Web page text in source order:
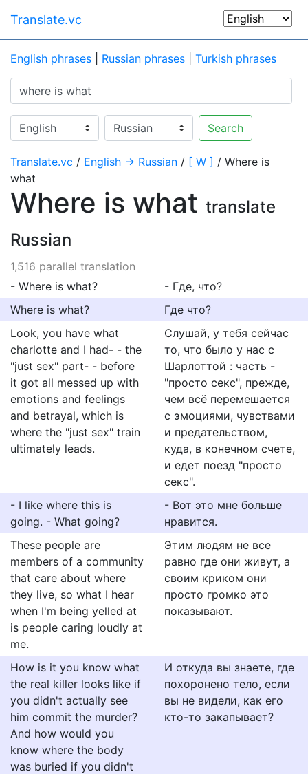
Translate.vc
English phrases Russian phrases Turkish phrases
Search
Translate.vc / English → Russian / [ W ] / Where is
what
Where is what translate
Russian
1,516 parallel translation
- Where is what?
- Где, что?
Where is what?
Где что?
Look, you have what
charlotte and I had- - the
"just sex" part- - before
it got all messed up with
emotions and feelings
and betrayal, which is
where the "just sex" train
ultimately leads.
Слушай, у тебя сейчас
то, что было у нас с
Шарлоттой : часть -
"просто секс", прежде,
чем всё перемешается
с эмоциями, чувствами
и предательством,
куда, в конечном счете,
и едет поезд "просто
секс".
- I like where this is
going. - What going?
- Вот это мне больше
нравится.
These people are
members of a community
that care about where
they live, so what I hear
when I'm being yelled at
is people caring loudly at
me.
Этим людям не все
равно где они живут, а
своим криком они
просто громко это
показывают.
How is it you know what
the real killer looks like if
you didn't actually see
him commit the murder?
And how would you
know where the body
was buried if you didn't
И откуда вы знаете, где
похоронено тело, если
вы не видели, как его
кто-то закапывает?